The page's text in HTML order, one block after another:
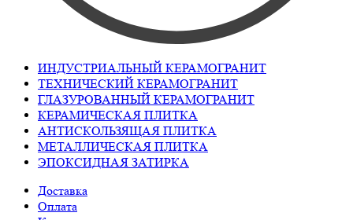
ИНДУСТРИАЛЬНЫЙ КЕРАМОГРАНИТ
ТЕХНИЧЕСКИЙ КЕРАМОГРАНИТ
ГЛАЗУРОВАННЫЙ КЕРАМОГРАНИТ
КЕРАМИЧЕСКАЯ ПЛИТКА
АНТИСКОЛЬЗЯЩАЯ ПЛИТКА
МЕТАЛЛИЧЕСКАЯ ПЛИТКА
ЭПОКСИДНАЯ ЗАТИРКА
Доставка
Оплата